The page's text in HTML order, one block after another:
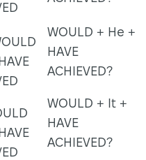
WOULD + He +
HAVE
ACHIEVED?
WOULD + It +
HAVE
ACHIEVED?